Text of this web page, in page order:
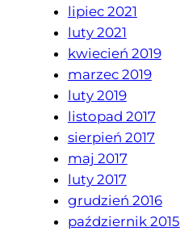
lipiec 2021
luty 2021
kwiecień 2019
marzec 2019
luty 2019
listopad 2017
sierpień 2017
maj 2017
luty 2017
grudzień 2016
październik 2015